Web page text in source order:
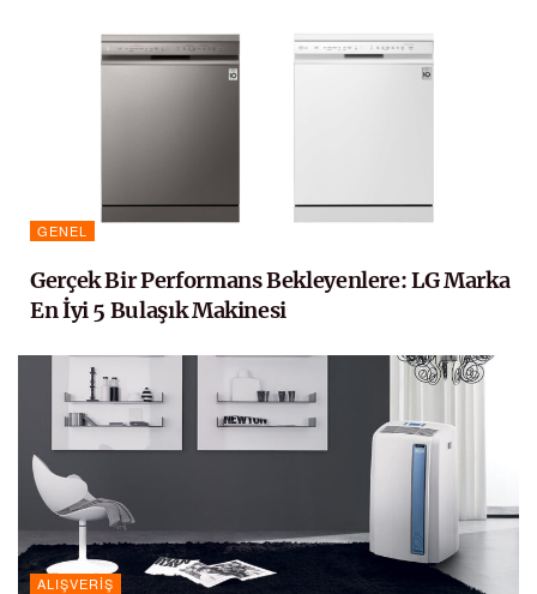
GENEL
Gerçek Bir Performans Bekleyenlere: LG Marka
En İyi 5 Bulaşık Makinesi
ALIŞVERIŞ